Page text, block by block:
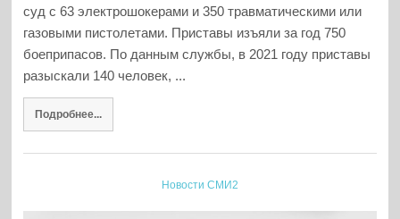
суд с 63 электрошокерами и 350 травматическими или
газовыми пистолетами. Приставы изъяли за год 750
боеприпасов. По данным службы, в 2021 году приставы
разыскали 140 человек, ...
Подробнее...
Новости СМИ2